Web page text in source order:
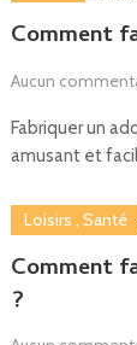
Comment
Aucun
Fabriquer un
amusant et
Comment
?
Loisirs , Santé